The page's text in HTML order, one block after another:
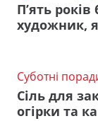
П’ять
художник,
Суботні
Сіль для
огірки та